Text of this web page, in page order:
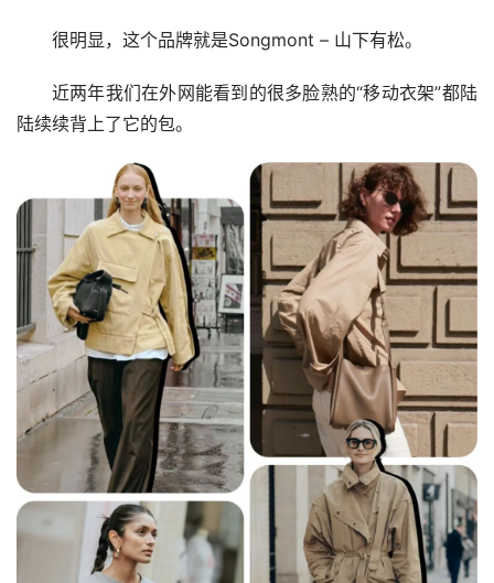
很明显，这个品牌就是Songmont – 山下有松。
近两年我们在外网能看到的很多脸熟的“移动衣架”都陆
陆续续背上了它的包。